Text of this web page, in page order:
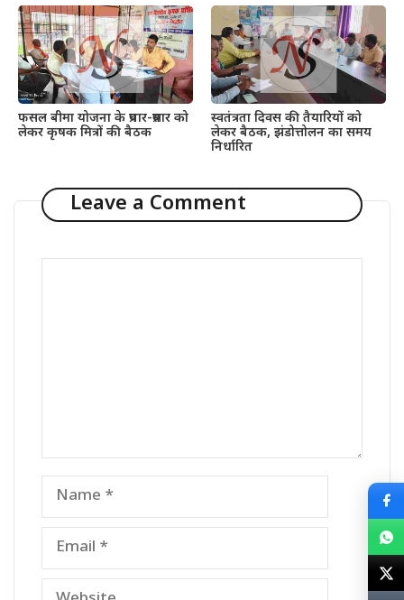
फसल बीमा योजना के प्रचार-प्रसार को
लेकर कृषक मित्रों की बैठक
स्वतंत्रता दिवस की तैयारियों को
लेकर बैठक, झंडोत्तोलन का समय
निर्धारित
Leave a Comment
Name
Email
Website